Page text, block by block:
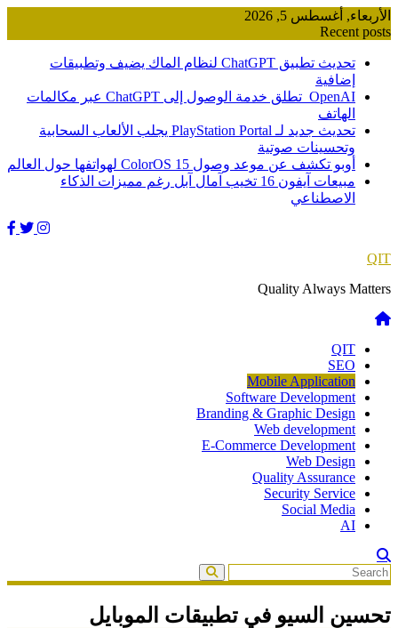
Skip
to
الأربعاء, أغسطس 5, 2026
Recent posts
تحديث تطبيق ChatGPT لنظام الماك يضيف وتطبيقات
إضافية
OpenAI تطلق خدمة الوصول إلى ChatGPT عبر مكالمات
الهاتف
تحديث جديد لـ PlayStation Portal يجلب الألعاب السحابية
وتحسينات صوتية
أوبو تكشف عن موعد وصول ColorOS 15 لهواتفها حول العالم
مبيعات آيفون 16 تخيب آمال آبل رغم مميزات الذكاء
الاصطناعي
QIT
Quality Always Matters
QIT
SEO
Mobile Application
Software Development
Branding & Graphic Design
Web development
E-Commerce Development
Web Design
Quality Assurance
Security Service
Social Media
AI
تحسين السيو في تطبيقات الموبايل